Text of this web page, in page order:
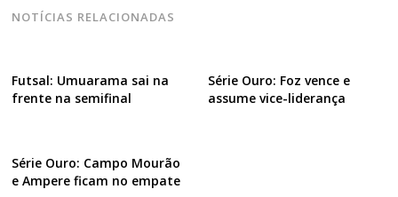
NOTÍCIAS RELACIONADAS
Futsal: Umuarama sai na
frente na semifinal
Série Ouro: Foz vence e
assume vice-liderança
Série Ouro: Campo Mourão
e Ampere ficam no empate